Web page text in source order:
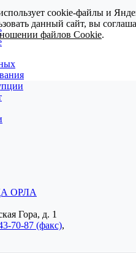
ОРЛА
Гора, д. 1
70-87 (факс),
cookie-файлы и
данный сайт, вы
файлов Cookie.